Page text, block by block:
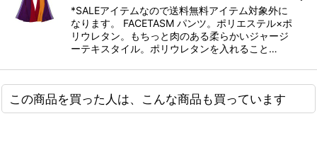
*SALEアイテムなので送料無料アイテム対象外に
なります。 FACETASM パンツ。ポリエステル×ポ
リウレタン。もちっと肉のある柔らかいジャージ
ーテキスタイル。ポリウレタンを入れること…
この商品を買った人は、こんな商品も買っています